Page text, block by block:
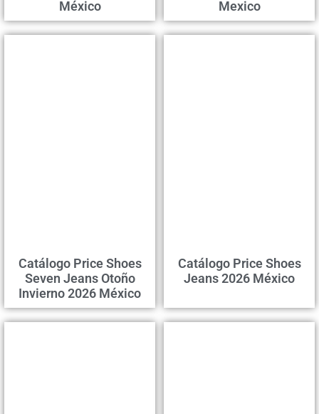
México
Mexico
Catálogo Price Shoes
Seven Jeans Otoño
Invierno 2026 México
Catálogo Price Shoes
Jeans 2026 México